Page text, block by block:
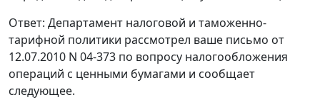
Ответ: Департамент налоговой и таможенно-
тарифной политики рассмотрел ваше письмо от
12.07.2010 N 04-373 по вопросу налогообложения
операций с ценными бумагами и сообщает
следующее.